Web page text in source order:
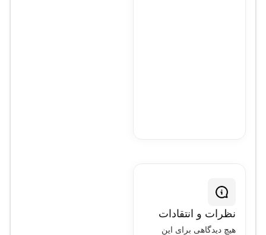
نظرات و انتقادات
هیچ دیدگاهی برای این